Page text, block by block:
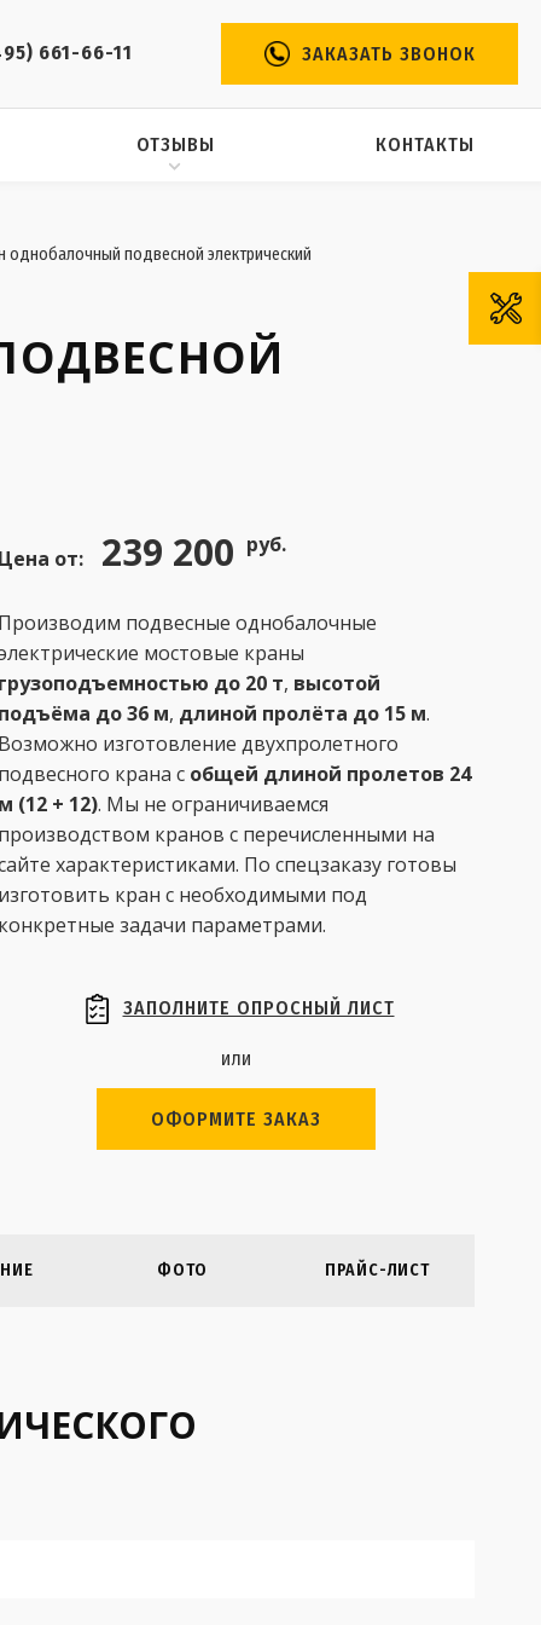
661-66-11 ЗАКАЗАТЬ ЗВОНОК
ОТЗЫВЫ КОНТАКТЫ
однобалочный подвесной электрический
Цена от: 239 200 руб.
Производим подвесные однобалочные
мостовые краны
грузоподъемностью до 20 т, высотой
подъёма до 36 м, длиной пролёта до 15 м.
Возможно изготовление двухпролетного
подвесного крана с общей длиной пролетов 24
м (12 + 12). Мы не ограничиваемся
производством кранов с перечисленными на
характеристиками. По спецзаказу готовы
изготовить кран с необходимыми под
конкретные задачи параметрами.
ЗАПОЛНИТЕ ОПРОСНЫЙ ЛИСТ
или
ОФОРМИТЕ ЗАКАЗ
ФОТО ПРАЙС-ЛИСТ